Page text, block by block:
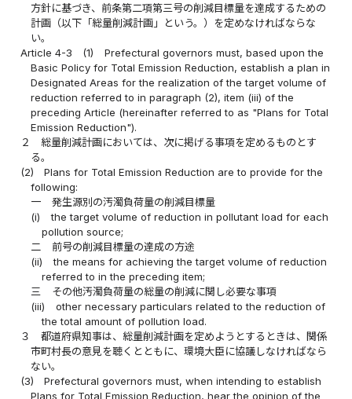
方針に基づき、前条第二項第三号の削減目標量を達成するための
計画（以下「総量削減計画」という。）を定めなければならな
い。
Article 4-3
(1)
Prefectural governors must, based upon the
Basic Policy for Total Emission Reduction, establish a plan in
Designated Areas for the realization of the target volume of
reduction referred to in paragraph (2), item (iii) of the
preceding Article (hereinafter referred to as "Plans for Total
Emission Reduction").
２
総量削減計画においては、次に掲げる事項を定めるものとす
る。
(2)
Plans for Total Emission Reduction are to provide for the
following:
一
発生源別の汚濁負荷量の削減目標量
(i)
the target volume of reduction in pollutant load for each
pollution source;
二
前号の削減目標量の達成の方途
(ii)
the means for achieving the target volume of reduction
referred to in the preceding item;
三
その他汚濁負荷量の総量の削減に関し必要な事項
(iii)
other necessary particulars related to the reduction of
the total amount of pollution load.
３
都道府県知事は、総量削減計画を定めようとするときは、関係
市町村長の意見を聴くとともに、環境大臣に協議しなければなら
ない。
(3)
Prefectural governors must, when intending to establish
Plans for Total Emission Reduction, hear the opinion of the